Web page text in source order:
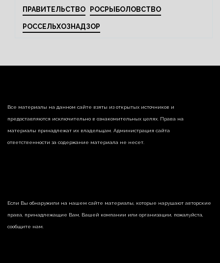
ПРАВИТЕЛЬСТВО РОСРЫБОЛОВСТВО
РОССЕЛЬХОЗНАДЗОР
Все материалы на данном сайте взяты из открытых источников и
предоставляются исключительно в ознакомительных целях. Права на
материалы принадлежат их владельцам. Администрация сайта
ответственности за содержание материала не несет.
Если Вы обнаружили на нашем сайте материалы, которые нарушают авторские
права, принадлежащие Вам, Вашей компании или организации, пожалуйста,
сообщите нам.